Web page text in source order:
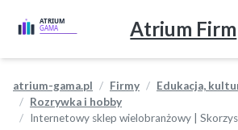
Atrium Firm
atrium-gama.pl Firmy
Edukacja,
Rozrywka i hobby
Internetowy sklep wielobranżowy |